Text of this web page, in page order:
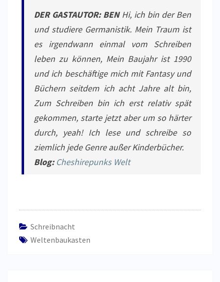
DER GASTAUTOR: BENHi, ich bin der Ben
und studiere Germanistik. Mein Traum ist
es irgendwann einmal vom Schreiben
leben zu können, Mein Baujahr ist 1990
und ich beschäftige mich mit Fantasy und
Büchern seitdem ich acht Jahre alt bin,
Zum Schreiben bin ich erst relativ spät
gekommen, starte jetzt aber um so härter
durch, yeah! Ich lese und schreibe so
ziemlich jede Genre außer Kinderbücher.
Blog: Cheshirepunks Welt
Schreibnacht
Weltenbaukasten